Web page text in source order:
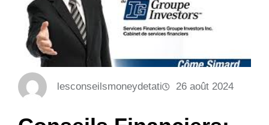
lesconseilsmoneydetati 26 août 2024